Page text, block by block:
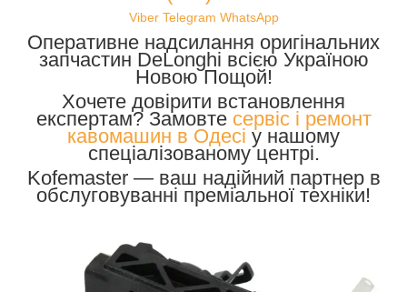
Viber Telegram WhatsApp
Оперативне надсилання оригінальних
запчастин DeLonghi всією Україною
Новою Пощой!
Хочете довірити встановлення
експертам? Замовте сервіс і ремонт
кавомашин в Одесі у нашому
спеціалізованому центрі.
Kofemaster — ваш надійний партнер в
обслуговуванні преміальної техніки!